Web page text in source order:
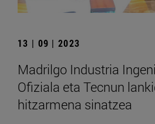
13 | 09 | 2023
Madrilgo Industria
Ofiziala eta Tecnun
hitzarmena sinatzea